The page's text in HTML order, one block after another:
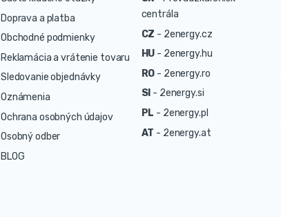
Doprava a platba
Obchodné podmienky
Reklamácia a vrátenie tovaru
Sledovanie objednávky
Oznámenia
Ochrana osobných údajov
Osobný odber
BLOG
centrála
CZ - 2energy.cz
HU - 2energy.hu
RO - 2energy.ro
SI - 2energy.si
PL - 2energy.pl
AT - 2energy.at